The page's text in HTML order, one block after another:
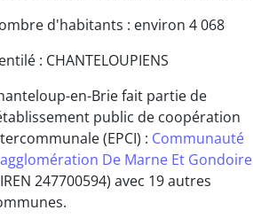
d'habitants : environ 4 068
: CHANTELOUPIENS
en-Brie fait partie de
public de coopération
(EPCI) : Communauté
De Marne Et Gondoire
247700594) avec 19 autres